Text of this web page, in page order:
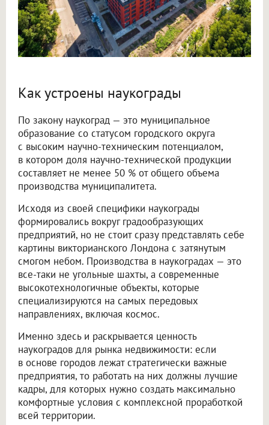
Как устроены наукограды
По закону наукоград — это муниципальное
образование со статусом городского округа
с высоким научно-техническим потенциалом,
в котором доля научно-технической продукции
составляет не менее 50 % от общего объема
производства муниципалитета.
Исходя из своей специфики наукограды
формировались вокруг градообразующих
предприятий, но не стоит сразу представлять себе
картины викторианского Лондона с затянутым
смогом небом. Производства в наукоградах — это
все-таки не угольные шахты, а современные
высокотехнологичные объекты, которые
специализируются на самых передовых
направлениях, включая космос.
Именно здесь и раскрывается ценность
наукоградов для рынка недвижимости: если
в основе городов лежат стратегически важные
предприятия, то работать на них должны лучшие
кадры, для которых нужно создать максимально
комфортные условия с комплексной проработкой
всей территории.